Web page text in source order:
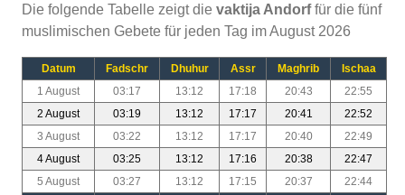
Die folgende Tabelle zeigt die vaktija Andorffür die fünf
muslimischen Gebete für jeden Tag im August 2026
Datum Fadschr Dhuhur Assr Maghrib
Ischaa
1 August
03:17 13:12 17:18 20:43
22:55
2 August
03:19 13:12 17:17 20:41
22:52
3 August
03:22 13:12 17:17 20:40
22:49
4 August
03:25 13:12 17:16 20:38
22:47
5 August
03:27 13:12 17:15 20:37
22:44